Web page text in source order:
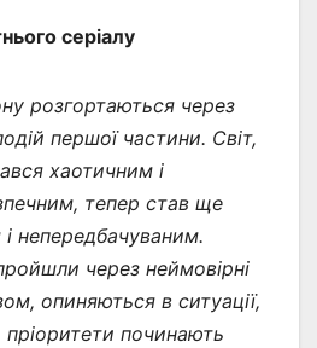
серіалу
розгортаються через
першої частини. Світ,
хаотичним і
тепер став ще
непередбачуваним.
через неймовірні
опиняються в ситуації,
пріоритети починають